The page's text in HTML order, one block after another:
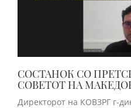
СОСТАНОК СО
СОВЕТОТ НА
Директорот на КОВЗРГ г-